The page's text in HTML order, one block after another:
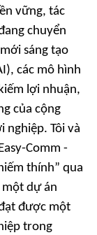
vững, tác
chuyển
sáng tạo
các mô hình
lợi nhuận,
của cộng
nghiệp. Tôi và
Comm -
thính” qua
một dự án
được một
trong